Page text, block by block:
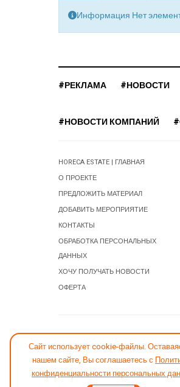
Информация Нет
Сайт использует cookie-файлы.
нашем сайте, Вы соглашаетесь с
конфиденциальности персональных
#РЕКЛАМА #НОВОСТИ
#НОВОСТИ КОМПАНИЙ
HORECA ESTATE | ГЛАВНАЯ
О ПРОЕКТЕ
ПРЕДЛОЖИТЬ МАТЕРИАЛ
ДОБАВИТЬ МЕРОПРИЯТИЕ
КОНТАКТЫ
ОБРАБОТКА ПЕРСОНАЛЬНЫХ
ДАННЫХ
ХОЧУ ПОЛУЧАТЬ НОВОСТИ
ОФЕРТА
© 2026 НОВОСТИ ГОСТИНИЧНОГО
JOOMLA! CMS- ПРОГРАММНОЕ